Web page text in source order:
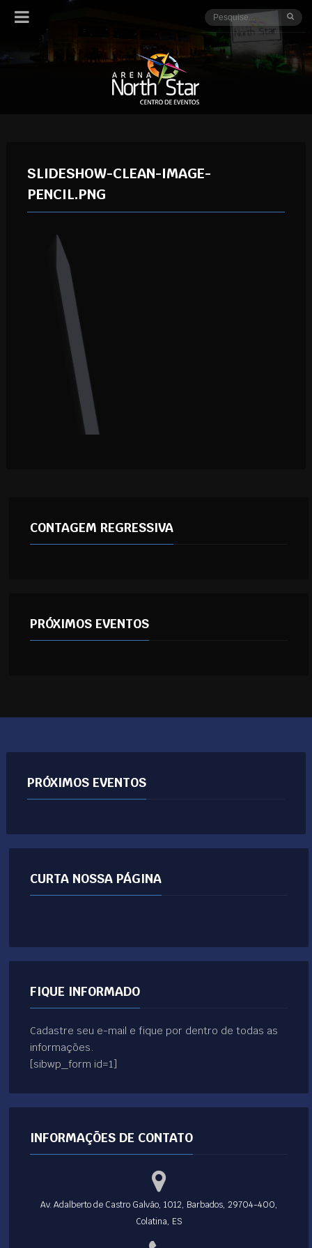
SLIDESHOW-CLEAN-IMAGE-
PENCIL.PNG
CONTAGEM REGRESSIVA
PRÓXIMOS EVENTOS
PRÓXIMOS EVENTOS
CURTA NOSSA PÁGINA
FIQUE INFORMADO
Cadastre seu e-mail e fique por dentro de todas as
informações.
[sibwp_form id=1]
INFORMAÇÕES DE CONTATO
Av. Adalberto de Castro Galvão, 1012, Barbados, 29704-400,
Colatina, ES